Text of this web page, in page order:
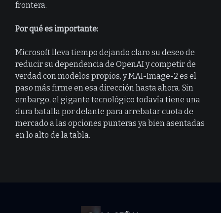
frontera.
Por qué es importante:
Microsoft lleva tiempo dejando claro su deseo de
reducir su dependencia de OpenAI y competir de
verdad con modelos propios, y MAI-Image-2 es el
paso más firme en esa dirección hasta ahora. Sin
embargo, el gigante tecnológico todavía tiene una
dura batalla por delante para arrebatar cuota de
mercado a las opciones punteras ya bien asentadas
en lo alto de la tabla.